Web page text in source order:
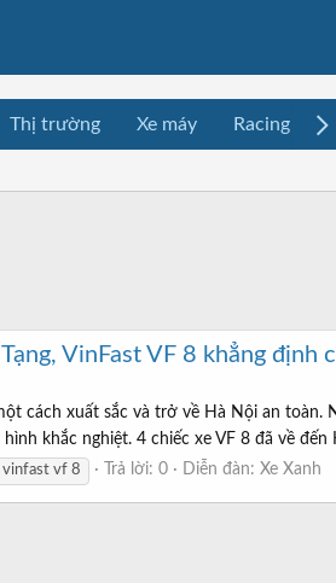
Thị trường Xe máy Racing
VinFast VF 8 khẳng định
cách xuất sắc và trở về Hà Nội an toàn.
khắc nghiệt. 4 chiếc xe VF 8 đã về đến
vinfast vf 8 Trả lời: 0 Diễn đàn: Xe Xanh